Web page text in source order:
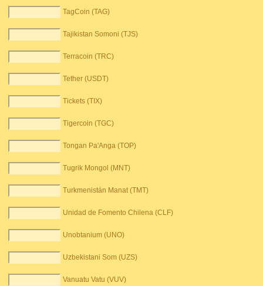
TagCoin (TAG)
Tajikistan Somoni (TJS)
Terracoin (TRC)
Tether (USDT)
Tickets (TIX)
Tigercoin (TGC)
Tongan Pa'Anga (TOP)
Tugrik Mongol (MNT)
Turkmenistán Manat (TMT)
Unidad de Fomento Chilena (CLF)
Unobtanium (UNO)
Uzbekistani Som (UZS)
Vanuatu Vatu (VUV)